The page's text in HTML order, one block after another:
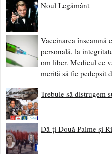
Noul Legământ
Vaccinarea înseamnă
personală, la
om liber. Medicul ce
merită să fie pedepsit
Trebuie să distrugem
Dă-ți Două Palme și